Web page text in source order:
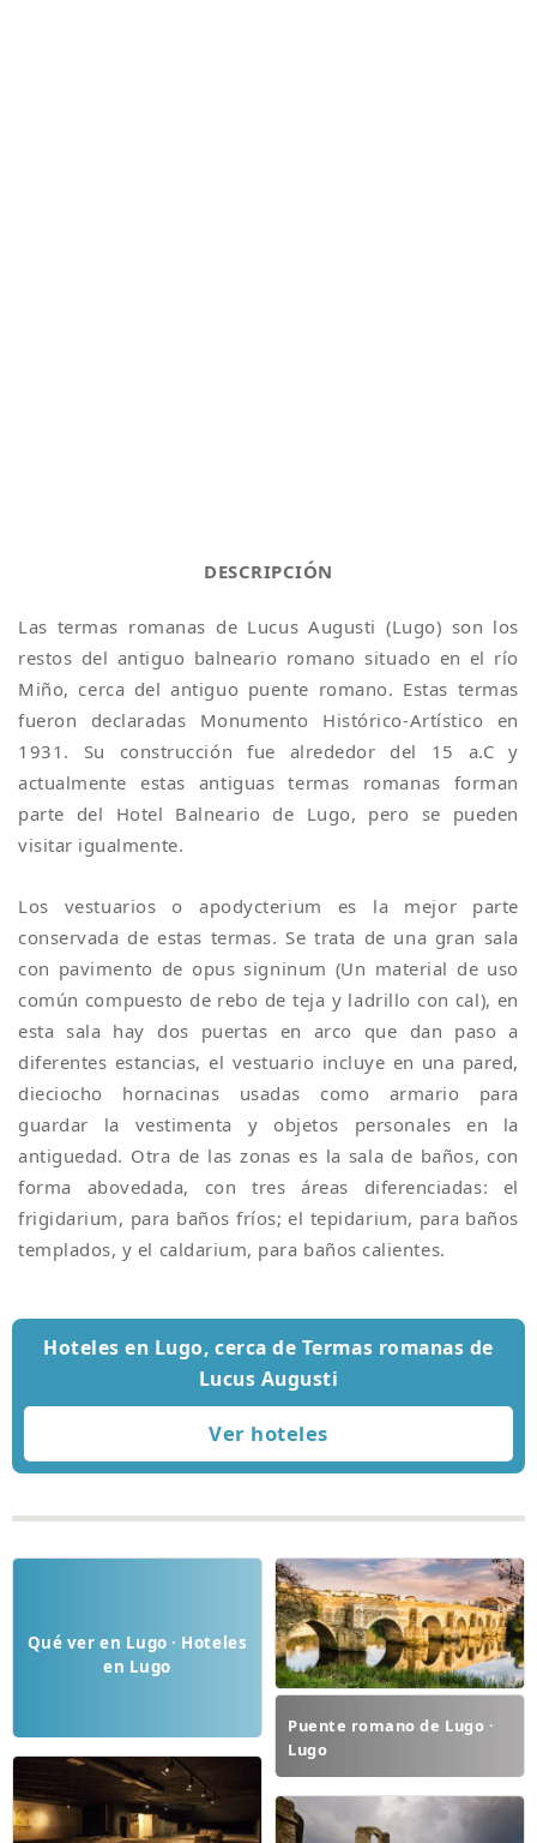
DESCRIPCIÓN
Las termas romanas de Lucus Augusti (Lugo) son los
restos del antiguo balneario romano situado en el río
Miño, cerca del antiguo puente romano. Estas termas
fueron declaradas Monumento Histórico-Artístico en
1931. Su construcción fue alrededor del 15 a.C y
actualmente estas antiguas termas romanas forman
parte del Hotel Balneario de Lugo, pero se pueden
visitar igualmente.
Los vestuarios o apodycterium es la mejor parte
conservada de estas termas. Se trata de una gran sala
con pavimento de opus signinum (Un material de uso
común compuesto de rebo de teja y ladrillo con cal), en
esta sala hay dos puertas en arco que dan paso a
diferentes estancias, el vestuario incluye en una pared,
dieciocho hornacinas usadas como armario para
guardar la vestimenta y objetos personales en la
antiguedad. Otra de las zonas es la sala de baños, con
forma abovedada, con tres áreas diferenciadas: el
frigidarium, para baños fríos; el tepidarium, para baños
templados, y el caldarium, para baños calientes.
Hoteles en Lugo, cerca de Termas romanas de
Lucus Augusti
Qué ver en Lugo · Hoteles
en Lugo
Puente romano de Lugo ·
Lugo